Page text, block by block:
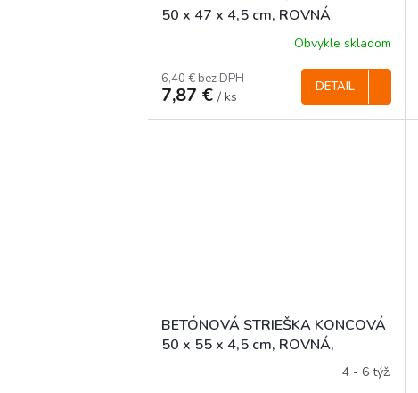
50 x 47 x 4,5 cm, ROVNÁ
Obvykle skladom
6,40 € bez DPH
7,87 € / ks
DETAIL
BETÓNOVÁ STRIEŠKA KONCOVÁ
50 x 55 x 4,5 cm, ROVNÁ,
4 - 6 týž.